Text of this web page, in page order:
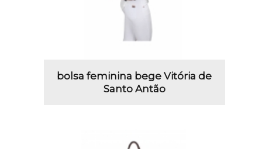
bolsa feminina bege Vitória de
Santo Antão